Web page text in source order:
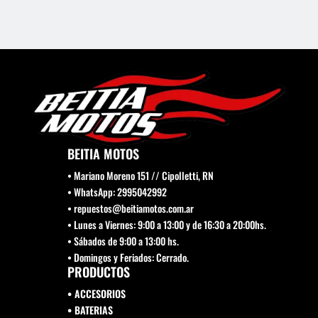
BEITIA MOTOS
• Mariano Moreno 151 // Cipolletti, RN
• WhatsApp: 2995042992
• repuestos@beitiamotos.com.ar
• Lunes a Viernes: 9:00 a 13:00 y de 16:30 a 20:00hs.
• Sábados de 9:00 a 13:00 hs.
• Domingos y Feriados: Cerrado.
PRODUCTOS
• ACCESORIOS
• BATERIAS